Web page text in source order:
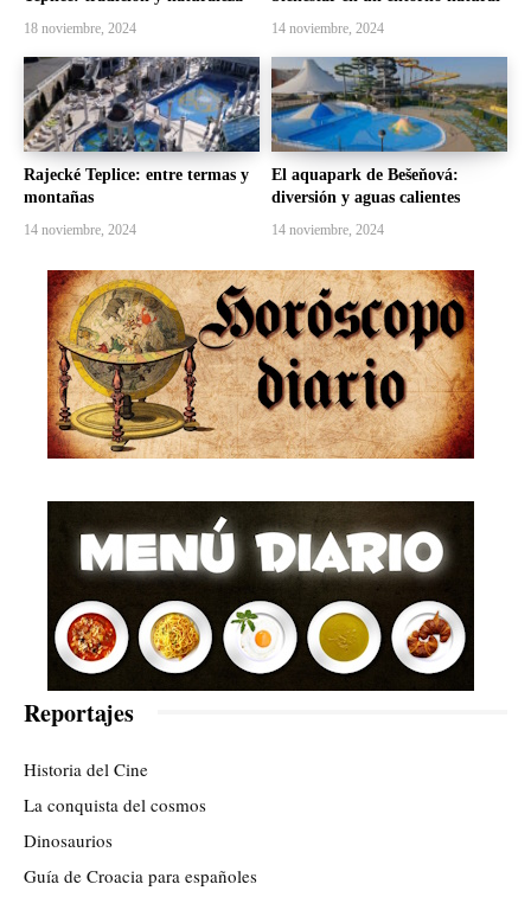
18 noviembre, 2024 14 noviembre, 2024
Rajecké Teplice: entre termas y
montañas
14 noviembre, 2024
El aquapark de Bešeňová:
diversión y aguas calientes
14 noviembre, 2024
Reportajes
Historia del Cine
La conquista del cosmos
Dinosaurios
Guía de Croacia para españoles